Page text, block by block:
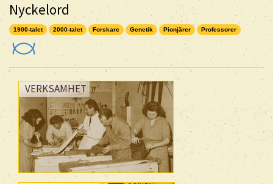
Nyckelord
1900-talet 2000-talet Forskare Genetik Pionjärer Professorer
VERKSAMHET